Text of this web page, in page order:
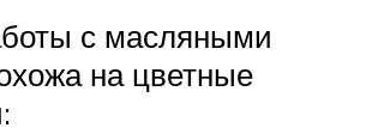
с масляными
на цветные